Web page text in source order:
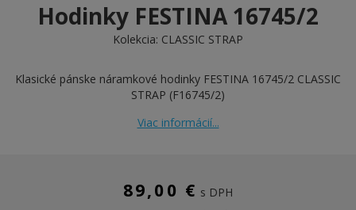
Hodinky FESTINA 16745/2
Kolekcia: CLASSIC STRAP
Klasické pánske náramkové hodinky FESTINA 16745/2 CLASSIC
STRAP (F16745/2)
Viac informácií...
89,00 € s DPH